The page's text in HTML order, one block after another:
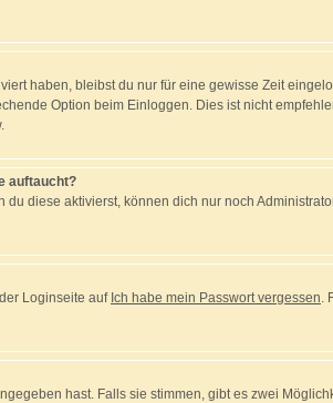
haben, bleibst du nur für eine gewisse Zeit
Option beim Einloggen. Dies ist nicht
auftaucht?
du diese aktivierst, können dich nur noch
Loginseite auf Ich habe mein Passwort vergessen.
hast. Falls sie stimmen, gibt es zwei